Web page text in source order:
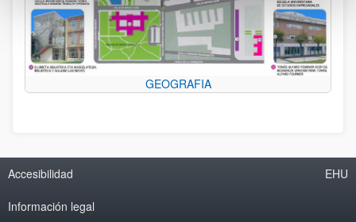
GEOGRAFIA
Accesibilidad
Información legal
EHU